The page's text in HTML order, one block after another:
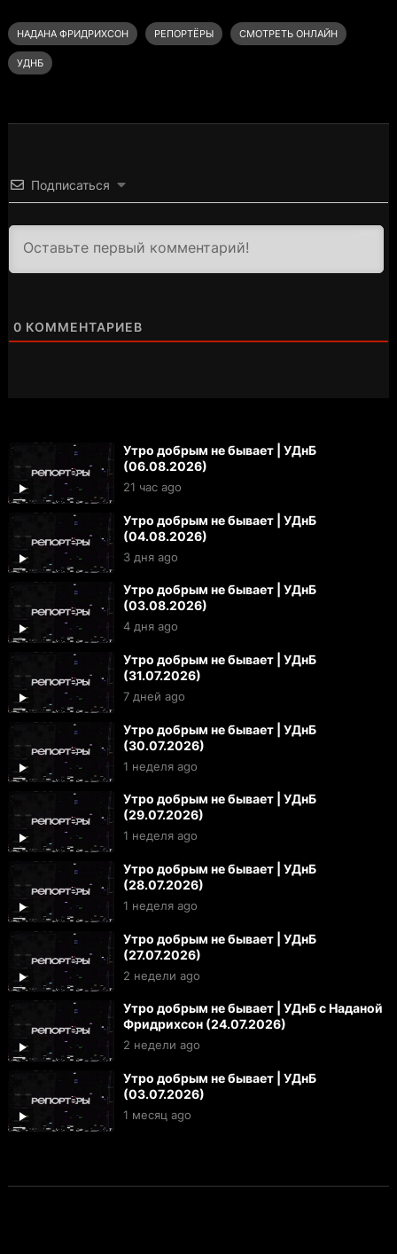
НАДАНА ФРИДРИХСОН РЕПОРТЁРЫ СМОТРЕТЬ ОНЛАЙН
УДНБ
Подписаться
0 КОММЕНТАРИЕВ
Утро добрым не бывает | УДнБ
(06.08.2026)
21 час ago
Утро добрым не бывает | УДнБ
(04.08.2026)
3 дня ago
Утро добрым не бывает | УДнБ
(03.08.2026)
4 дня ago
Утро добрым не бывает | УДнБ
(31.07.2026)
7 дней ago
Утро добрым не бывает | УДнБ
(30.07.2026)
1 неделя ago
Утро добрым не бывает | УДнБ
(29.07.2026)
1 неделя ago
Утро добрым не бывает | УДнБ
(28.07.2026)
1 неделя ago
Утро добрым не бывает | УДнБ
(27.07.2026)
2 недели ago
Утро добрым не бывает | УДнБ с Наданой
Фридрихсон (24.07.2026)
2 недели ago
Утро добрым не бывает | УДнБ
(03.07.2026)
1 месяц ago